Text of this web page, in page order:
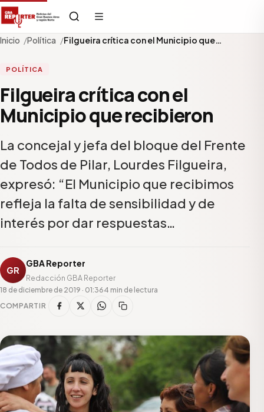
Inicio Política Filgueira crítica con el Municipio que…
POLÍTICA
Filgueira crítica con el
Municipio que recibieron
La concejal y jefa del bloque del Frente
de Todos de Pilar, Lourdes Filgueira,
expresó: “El Municipio que recibimos
refleja la falta de sensibilidad y de
interés por dar respuestas…
GR
GBA Reporter
Redacción GBA Reporter
18 de diciembre de 2019 · 01:364 min de lectura
COMPARTIR